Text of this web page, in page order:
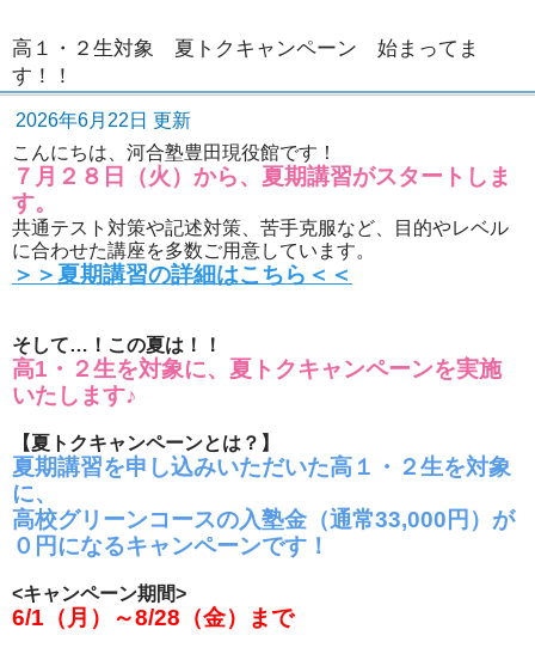
高１・２生対象 夏トクキャンペーン 始まってま
す！！
2026年6月22日 更新
こんにちは、河合塾豊田現役館です！
７月２８日（火）から、夏期講習がスタートしま
す。
共通テスト対策や記述対策、苦手克服など、目的やレベル
に合わせた講座を多数ご用意しています。
＞＞夏期講習の詳細はこちら＜＜
そして…！この夏は！！
高1・２生を対象に、夏トクキャンペーンを実施
いたします♪
【夏トクキャンペーンとは？】
夏期講習を申し込みいただいた高１・２生を対象
に、
高校グリーンコースの入塾金（通常33,000円）が
０円になるキャンペーンです！
<キャンペーン期間>
6/1（月）～8/28（金）まで